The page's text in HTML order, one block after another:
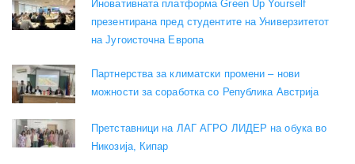
Иновативната платформа Green Up Yourself
презентирана пред студентите на Универзитетот
на Југоисточна Европа
Партнерства за климатски промени – нови
можности за соработка со Република Австрија
Претставници на ЛАГ АГРО ЛИДЕР на обука во
Никозија, Кипар